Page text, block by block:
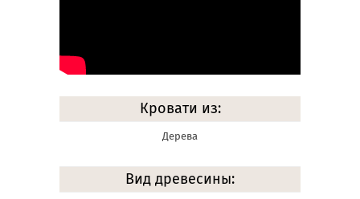
Кровати из:
Дерева
Вид древесины: